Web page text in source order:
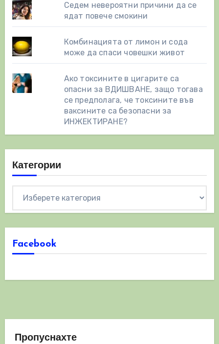
Седем невероятни причини да се
ядат повече смокини
Комбинацията от лимон и сода
може да спаси човешки живот
Ако токсините в цигарите са
опасни за ВДИШВАНЕ, защо тогава
се предполага, че токсините във
ваксините са безопасни за
ИНЖЕКТИРАНЕ?
Категории
Facebook
Пропуснахте